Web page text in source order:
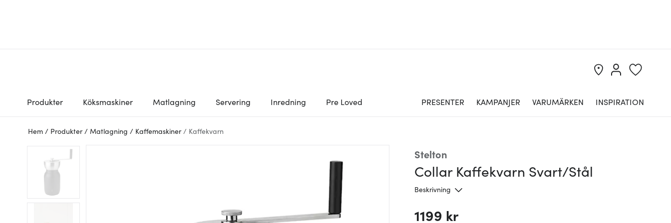
Produkter Köksmaskiner Matlagning Servering Inredning Pre Loved PRESENTER KAMPANJER VARUMÄRKEN INSPIRATION
Hem / Produkter / Matlagning / Kaffemaskiner / Kaffekvarn
Stelton
Collar Kaffekvarn Svart/Stål
Beskrivning
1199 kr